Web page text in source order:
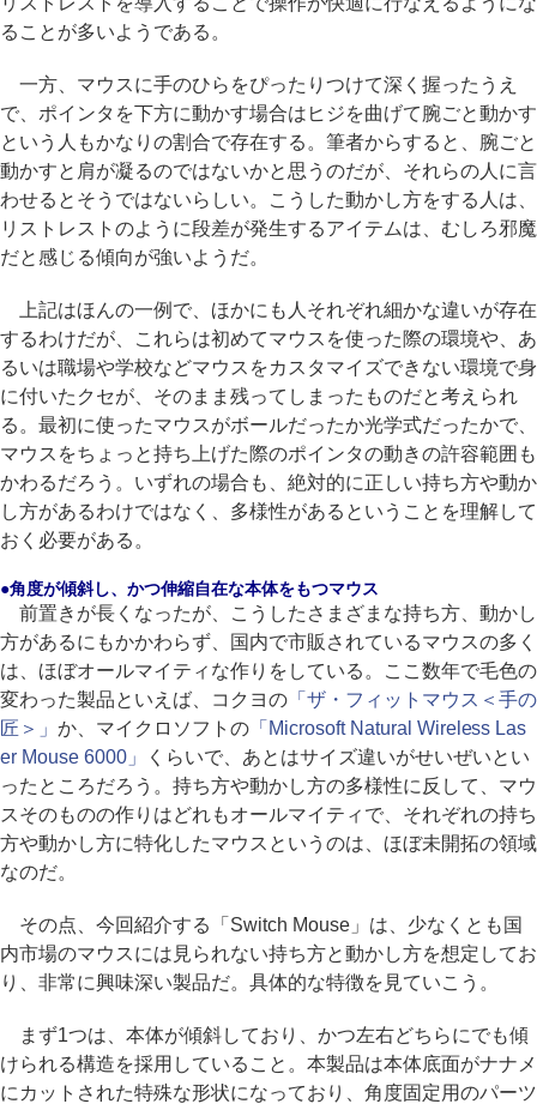
ることが多いようである。
一方、マウスに手のひらをぴったりつけて深く握ったうえ
で、ポインタを下方に動かす場合はヒジを曲げて腕ごと動かす
という人もかなりの割合で存在する。筆者からすると、腕ごと
動かすと肩が凝るのではないかと思うのだが、それらの人に言
わせるとそうではないらしい。こうした動かし方をする人は、
リストレストのように段差が発生するアイテムは、むしろ邪魔
だと感じる傾向が強いようだ。
上記はほんの一例で、ほかにも人それぞれ細かな違いが存在
するわけだが、これらは初めてマウスを使った際の環境や、あ
るいは職場や学校などマウスをカスタマイズできない環境で身
に付いたクセが、そのまま残ってしまったものだと考えられ
る。最初に使ったマウスがボールだったか光学式だったかで、
マウスをちょっと持ち上げた際のポインタの動きの許容範囲も
かわるだろう。いずれの場合も、絶対的に正しい持ち方や動か
し方があるわけではなく、多様性があるということを理解して
おく必要がある。
●角度が傾斜し、かつ伸縮自在な本体をもつマウス
前置きが長くなったが、こうしたさまざまな持ち方、動かし
方があるにもかかわらず、国内で市販されているマウスの多く
は、ほぼオールマイティな作りをしている。ここ数年で毛色の
変わった製品といえば、コクヨの「ザ・フィットマウス＜手の
匠＞」 か、マイクロソフトの「Microsoft Natural Wireless Las
er Mouse 6000」
くらいで、あとはサイズ違いがせいぜいとい
ったところだろう。持ち方や動かし方の多様性に反して、マウ
スそのものの作りはどれもオールマイティで、それぞれの持ち
方や動かし方に特化したマウスというのは、ほぼ未開拓の領域
なのだ。
その点、今回紹介する「Switch Mouse」は、少なくとも国
内市場のマウスには見られない持ち方と動かし方を想定してお
り、非常に興味深い製品だ。具体的な特徴を見ていこう。
まず1つは、本体が傾斜しており、かつ左右どちらにでも傾
けられる構造を採用していること。本製品は本体底面がナナメ
にカットされた特殊な形状になっており、角度固定用のパーツ